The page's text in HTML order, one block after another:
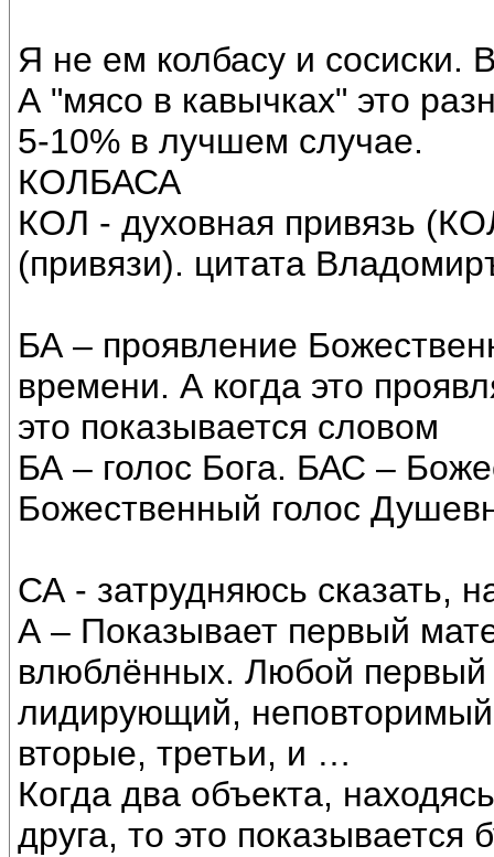
Я не ем колбасу и сосиски.
А "мясо в кавычках" это
5-10% в лучшем случае.
КОЛБАСА
КОЛ - духовная привязь
(привязи). цитата
БА – проявление
времени. А когда это
это показывается словом
БА – голос Бога. БАС –
Божественный голос
СА - затрудняюсь сказать,
А – Показывает первый
влюблённых. Любой первый
лидирующий,
вторые, третьи, и …
Когда два объекта,
друга, то это показывается